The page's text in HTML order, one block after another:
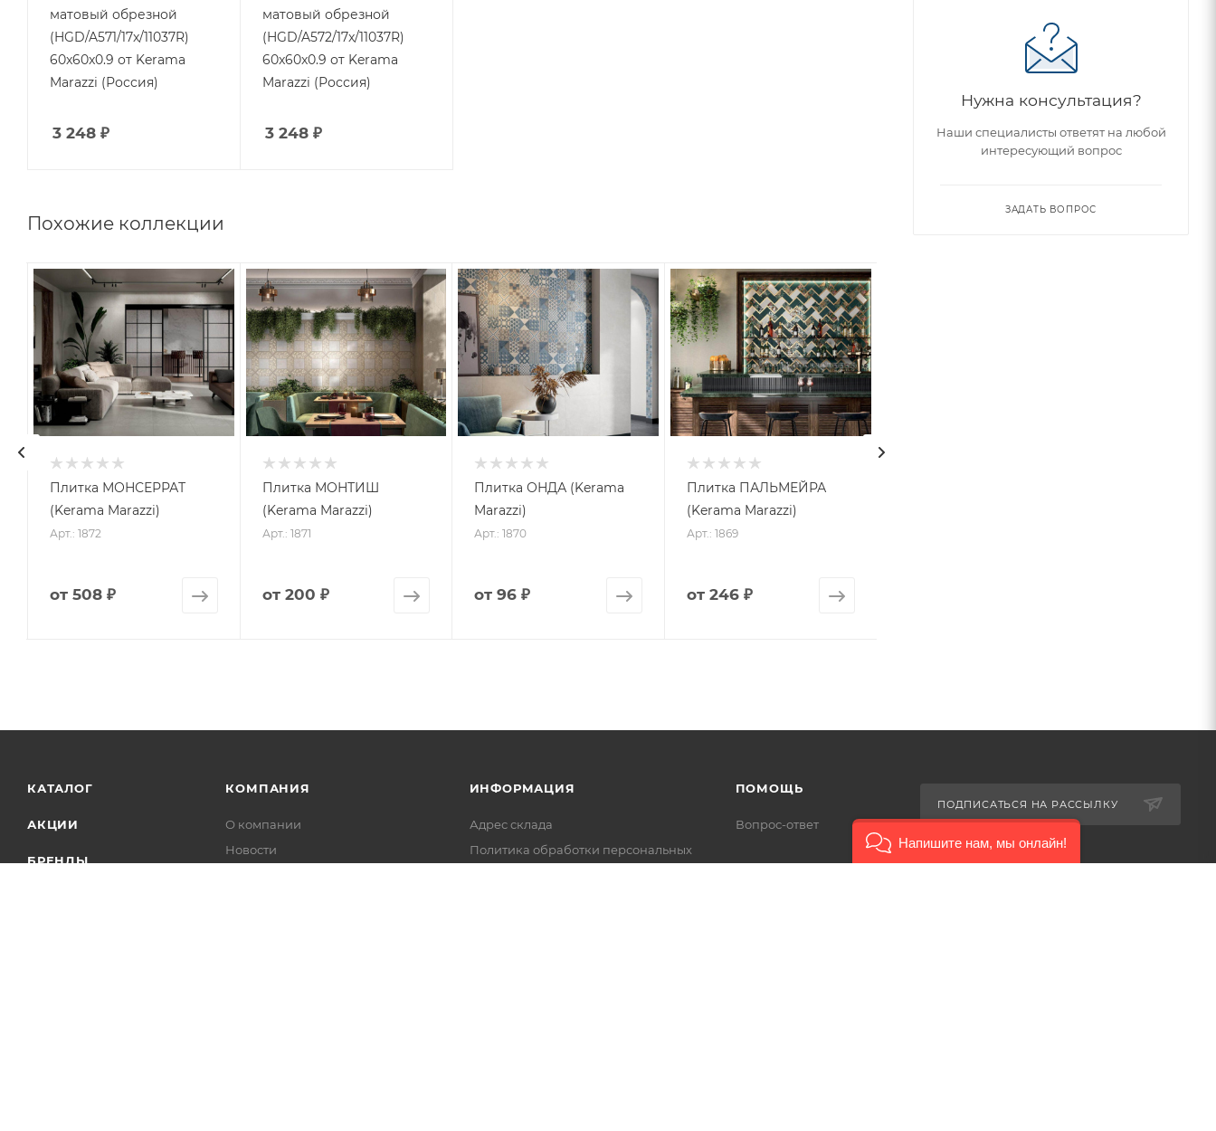
матовый обрезной
(HGD/A571/17x/11037R)
60x60x0.9 от Kerama
Marazzi (Россия)
3 248 ₽
матовый обрезной
(HGD/A572/17x/11037R)
60x60x0.9 от Kerama
Marazzi (Россия)
3 248₽
Похожие коллекции
Плитка МОНСЕРРАТ
(Kerama Marazzi)
Арт.: 1872
от 508 ₽
Плитка МОНТИШ
(Kerama Marazzi)
Арт.: 1871
от 200 ₽
Плитка ОНДА (Kerama
Marazzi)
Арт.: 1870
от96 ₽
Плитка ПАЛЬМЕЙРА
(Kerama Marazzi)
Арт.: 1869
от 246 ₽
Нужна консультация?
Наши специалисты ответят на любой
интересующий вопрос
ЗАДАТЬ ВОПРОС
КАТАЛОГ
АКЦИИ
БРЕНДЫ
КОМПАНИЯ
О компании
Новости
ИНФОРМАЦИЯ
Адрес склада
Политика обработки персональных
данных
ПОМОЩЬ
Вопрос-ответ
ПОДПИСАТЬСЯ НА РАССЫЛКУ
8-926-503-61-65
Напишите нам, мы онлайн!